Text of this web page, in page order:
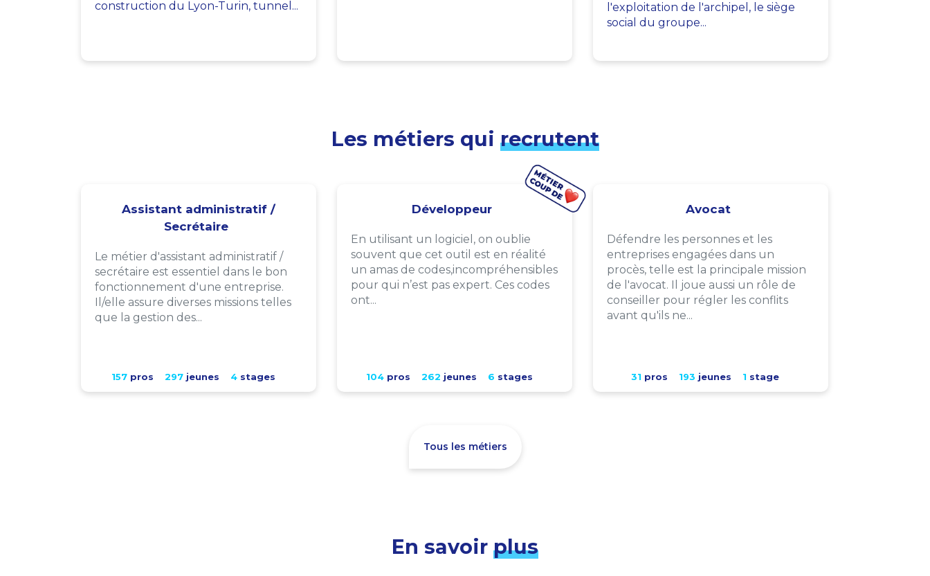
construction du Lyon-Turin, tunnel...
l'exploitation de l'archipel, le siège
social du groupe...
Les métiers qui recrutent
Assistant administratif /
Secrétaire
Le métier d'assistant administratif /
secrétaire est essentiel dans le bon
fonctionnement d'une entreprise.
Il/elle assure diverses missions telles
que la gestion des...
157pros 297jeunes 4stages
Développeur
En utilisant un logiciel, on oublie
souvent que cet outil est en réalité
un amas de codes,incompréhensibles
pour qui n’est pas expert. Ces codes
ont...
104pros 262 jeunes 6 stages
Avocat
Défendre les personnes et les
entreprises engagées dans un
procès, telle est la principale mission
de l'avocat. Il joue aussi un rôle de
conseiller pour régler les conflits
avant qu'ils ne...
31 pros 193 jeunes 1 stage
Tous les métiers
En savoir plus